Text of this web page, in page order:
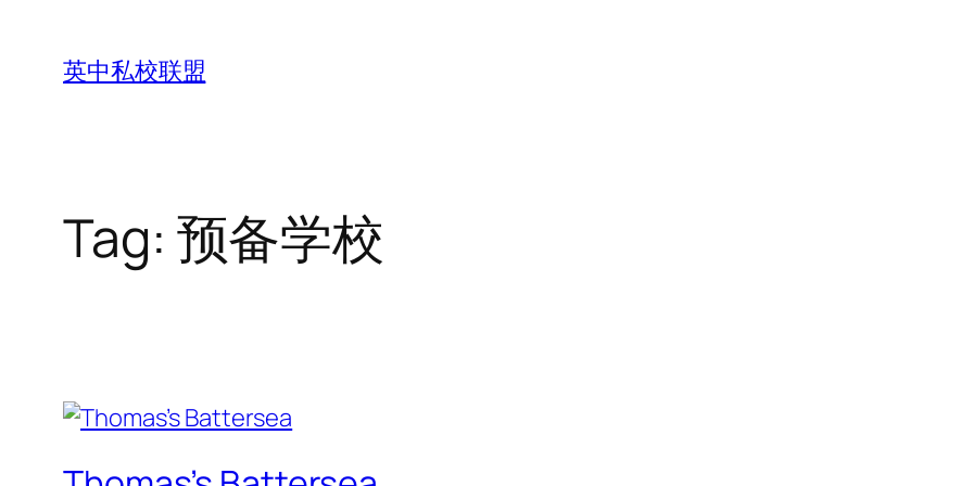
content
英中私校联盟
Tag: 预备学校